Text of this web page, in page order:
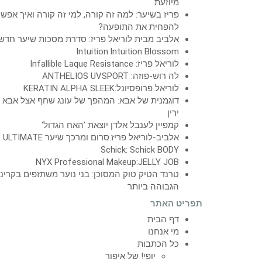
מיוזעת
פריז בשיער: למה זה קורה, למי זה קורה ואיך
להפחית את התופעה?
אלביב מבית לוריאל פריז: סדרת מסכות שיער
Intuition:Intuition Blossom
לוריאל פריז: Infallible Laque Resistance
לה רוש-פוזה: ANTHELIOS UVSPORT
לוריאל פרופסיונל:KERATIN ALPHA SLEEK
דוגמנית של אבא: המהפך של עונג שחף אצל אבא
ירין
קמפיין לענבל אלדן יוצאת 'האח הגדול'
אלביב-לוריאל פריז:סרום ומרכך שיער ULTIMATE
Schick: Schick BODY
NYX Professional Makeup:JELLY JOB
טרנד הטיק טוק המסוכן: בני נוער משתזפים
הגבוהה ביותר
תפריט האתר
דף הבית
מי אנחנו
כל הכתבות
יופי! של איפור